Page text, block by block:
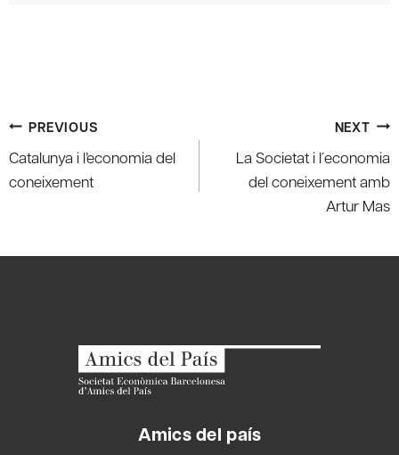
Post
navigation
PREVIOUS
Catalunya i l’economia del
coneixement
NEXT
La Societat i l´economia
del coneixement amb
Artur Mas
Amics del país